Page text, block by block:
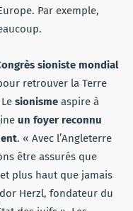
Par exemple,
sioniste mondial
retrouver la Terre
sionisme aspire à
un foyer reconnu
. « Avec l’Angleterre
être assurés que
plus haut que jamais
Herzl, fondateur du